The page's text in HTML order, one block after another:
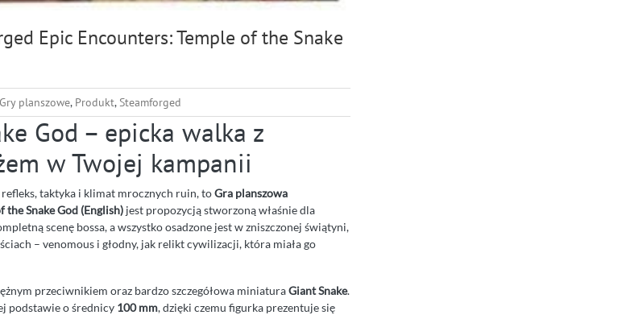
Epic Encounters: Temple of the Snake
Gry planszowe, Produkt, Steamforged
God – epicka walka z
w Twojej kampanii
taktyka i klimat mrocznych ruin, toGra planszowa
Snake God (English) jest propozycją stworzoną właśnie dla
scenę bossa, a wszystko osadzone jest w zniszczonej świątyni,
– venomous i głodny, jak relikt cywilizacji, która miała go
przeciwnikiem oraz bardzo szczegółowa miniaturaGiant Snake.
podstawie o średnicy 100 mm, dzięki czemu figurka prezentuje się